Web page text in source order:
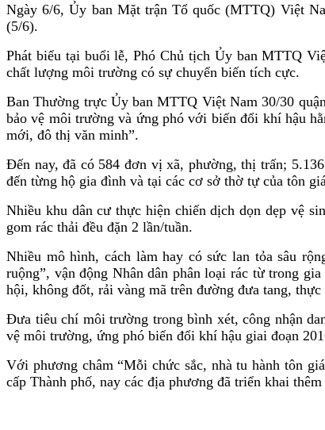
Ngày 6/6, Ủy ban Mặt trận Tổ quốc (MTTQ) Việt
(5/6).
Phát biểu tại buổi lễ, Phó Chủ tịch Ủy ban MTTQ
chất lượng môi trường có sự chuyển biến tích cực.
Ban Thường trực Ủy ban MTTQ Việt Nam 30/30
bảo vệ môi trường và ứng phó với biến đổi khí hậu
mới, đô thị văn minh”.
Đến nay, đã có 584 đơn vị xã, phường, thị trấn;
đến từng hộ gia đình và tại các cơ sở thờ tự của tôn
Nhiều khu dân cư thực hiện chiến dịch dọn dẹp vệ
gom rác thải đều đặn 2 lần/tuần.
Nhiều mô hình, cách làm hay có sức lan tỏa sâu
ruộng”, vận động Nhân dân phân loại rác từ trong
hội, không đốt, rải vàng mã trên đường đưa tang,
Đưa tiêu chí môi trường trong bình xét, công nhận
vệ môi trường, ứng phó biến đổi khí hậu giai đoạn
Với phương châm “Mỗi chức sắc, nhà tu hành tôn
cấp Thành phố, nay các địa phương đã triển khai